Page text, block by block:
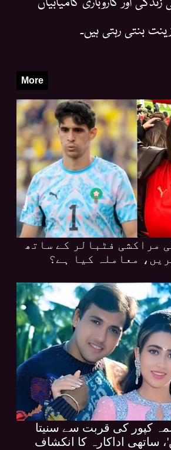
بنتی رہتی ہیں۔
More
مراکشی فٹبالر کے ساتھ
معاملہ کیا ہے؟
کپور کی قربت سے سنیتا
ساتھی اداکارہ کا انکشاف